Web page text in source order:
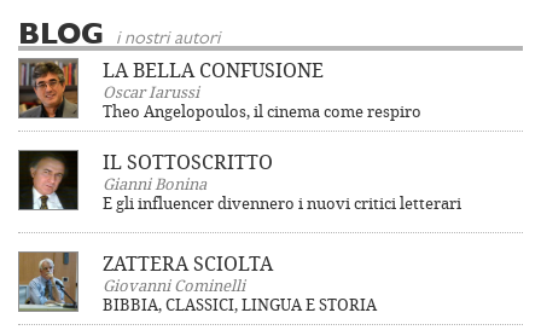
BLOG i nostri autori
LA BELLA CONFUSIONE
Oscar Iarussi
Theo Angelopoulos, il cinema come respiro
IL SOTTOSCRITTO
Gianni Bonina
E gli influencer divennero i nuovi critici letterari
ZATTERA SCIOLTA
Giovanni Cominelli
BIBBIA, CLASSICI, LINGUA E STORIA